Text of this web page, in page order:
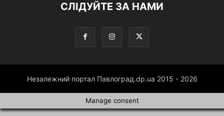
СЛІДУЙТЕ ЗА НАМИ
Незалежний портал Павлоград.dp.ua 2015 - 2026
Manage consent